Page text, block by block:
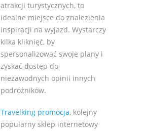
atrakcji turystycznych, to
idealne miejsce do znalezienia
inspiracji na wyjazd. Wystarczy
kilka kliknięć, by
spersonalizować swoje plany i
zyskać dostęp do
niezawodnych opinii innych
podróżników.
Travelking promocja, kolejny
popularny sklep internetowy